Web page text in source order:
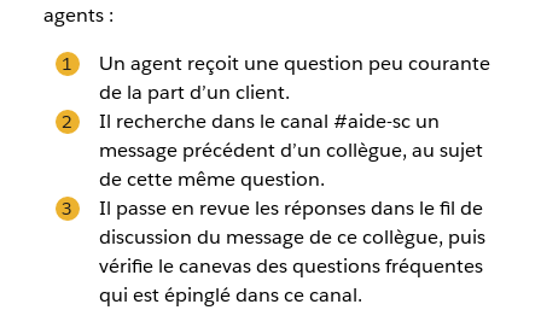
agents :
Un agent reçoit une question peu courante
de la part d’un client.
Il recherche dans le canal #aide-sc un
message précédent d’un collègue, au sujet
de cette même question.
Il passe en revue les réponses dans le fil de
discussion du message de ce collègue, puis
vérifie le canevas des questions fréquentes
qui est épinglé dans ce canal.